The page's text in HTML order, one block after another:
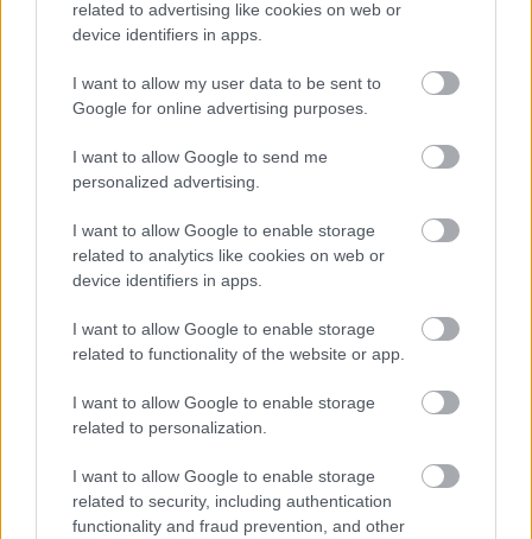
related to advertising like cookies on web or
device identifiers in apps.
I want to allow my user data to be sent to
Google for online advertising purposes.
I want to allow Google to send me
personalized advertising.
I want to allow Google to enable storage
related to analytics like cookies on web or
device identifiers in apps.
I want to allow Google to enable storage
related to functionality of the website or app.
I want to allow Google to enable storage
related to personalization.
I want to allow Google to enable storage
related to security, including authentication
functionality and fraud prevention, and other
koncertkörutaknak a jövőben is, hogy az igényes és
meditatív muzsikát kedvelő maroknyi közönség
távozhasson!
Szabó Sándor- akusztikus gitár
Kevin Kastning
- akusztikus gitár
Dominic Miller- akusztikus gitár
Megtört lélek
Improfugue V
Invocation
A varázslók tánca
Medley
Chanson I / Do You Want Me